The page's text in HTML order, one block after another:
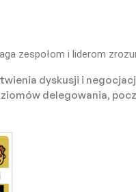
zespołom i liderom
dyskusji i
delegowania,